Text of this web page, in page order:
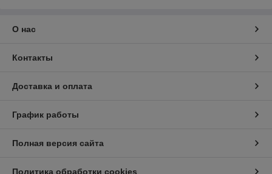
О нас
Контакты
Доставка и оплата
График работы
Полная версия сайта
Политика обработки cookies